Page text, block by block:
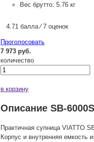
Вес брутто: 5.76 кг
4.71 балла ⁄ 7 оценок
Проголосовать
7 973 руб.
количество
в корзину
Описание SB-6000S
Практичная супница VIATTO
Корпус и внутренняя емкость